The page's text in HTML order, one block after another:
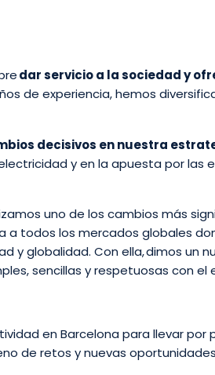
dar servicio a la sociedad y
de experiencia, hemos
decisivos en nuestra
y en la apuesta por las
uno de los cambios más
a todos los mercados globales
y globalidad. Con ella, dimos un
sencillas y respetuosas con el
en Barcelona para llevar
de retos y nuevas